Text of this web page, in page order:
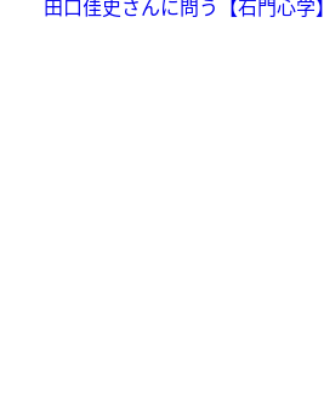
田口佳史さんに問う【石門心学】